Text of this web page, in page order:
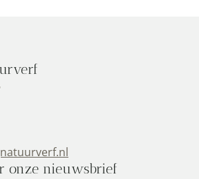
onze nieuwsbrief